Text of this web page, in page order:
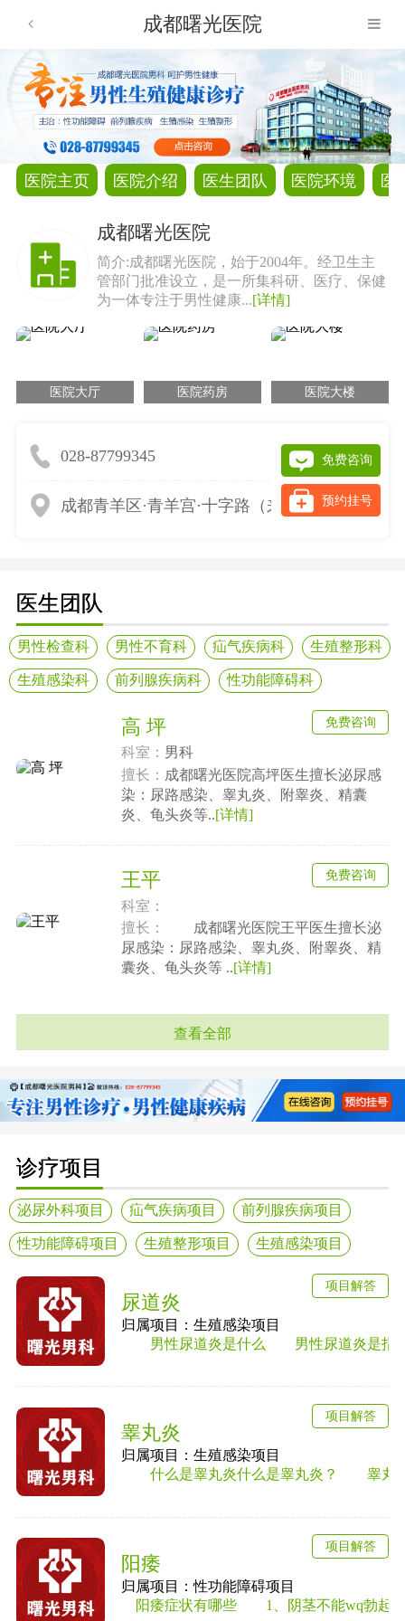
成都曙光医院
医院主页 医院介绍 医生团队 医院环境 医
成都曙光医院
简介:成都曙光医院，始于2004年。经卫生主
管部门批准设立，是一所集科研、医疗、保健
为一体专注于男性健康...[详情]
医院大厅 医院药房 医院大楼
028-87799345
成都青羊区·青羊宫·十字路（来院请提前网上预
免费咨询
预约挂号
医生团队
男性检查科 男性不育科 疝气疾病科 生殖整形科
生殖感染科 前列腺疾病科 性功能障碍科
高 坪
科室： 男科
擅长： 成都曙光医院高坪医生擅长泌尿感
染：尿路感染、睾丸炎、附睾炎、精囊
炎、龟头炎等..[详情]
免费咨询
王平
科室：
擅长：
成都曙光医院王平医生擅长泌
尿感染：尿路感染、睾丸炎、附睾炎、精
囊炎、龟头炎等 ..[详情]
免费咨询
查看全部
诊疗项目
泌尿外科项目 疝气疾病项目 前列腺疾病项目
性功能障碍项目 生殖整形项目 生殖感染项目
尿道炎
归属项目：生殖感染项目
男性尿道炎是什么 男性尿道炎是指尿
项目解答
睾丸炎
归属项目：生殖感染项目
什么是睾丸炎什么是睾丸炎？ 睾丸炎
项目解答
阳痿
归属项目：性功能障碍项目
阳痿症状有哪些 1、阴茎不能wq勃起或
项目解答